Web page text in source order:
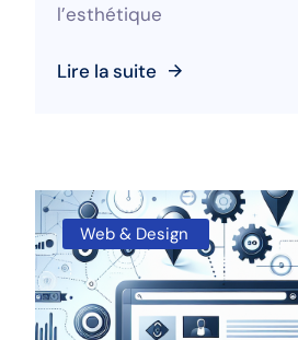
l’esthétique
Lire la suite
Web & Design